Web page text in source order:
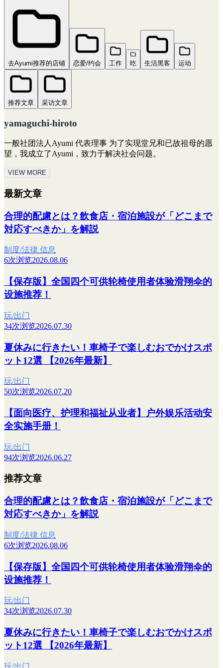
去Ayumi推荐的店铺 恋爱/约会 工作 吃 生活黑客 运动
推荐文章 采访文章
yamaguchi-hiroto
一般社团法人Ayumi 代表理事 为了实现堂兄和已故祖母的愿
望，我成立了Ayumi，致力于解决社会问题。
VIEW MORE
最新文章
合理的配慮とは？飲食店・宿泊施設が「どこまで
対応すべきか」を解説
制度/法律 信息
6次浏览2026.08.06
【保存版】全国四个可供轮椅使用者体验滑翔伞的
设施推荐！
玩/出门
34次浏览2026.07.30
夏休みに行きたい！車椅子で楽しむおでかけスポ
ット12選 【2026年最新】
玩/出门
50次浏览2026.07.20
【面向医疗、护理和福祉从业者】户外娱乐活动安
全实施手册！
玩/出门
94次浏览2026.06.27
推荐文章
合理的配慮とは？飲食店・宿泊施設が「どこまで
対応すべきか」を解説
制度/法律 信息
6次浏览2026.08.06
【保存版】全国四个可供轮椅使用者体验滑翔伞的
设施推荐！
玩/出门
34次浏览2026.07.30
夏休みに行きたい！車椅子で楽しむおでかけスポ
ット12選 【2026年最新】
玩/出门